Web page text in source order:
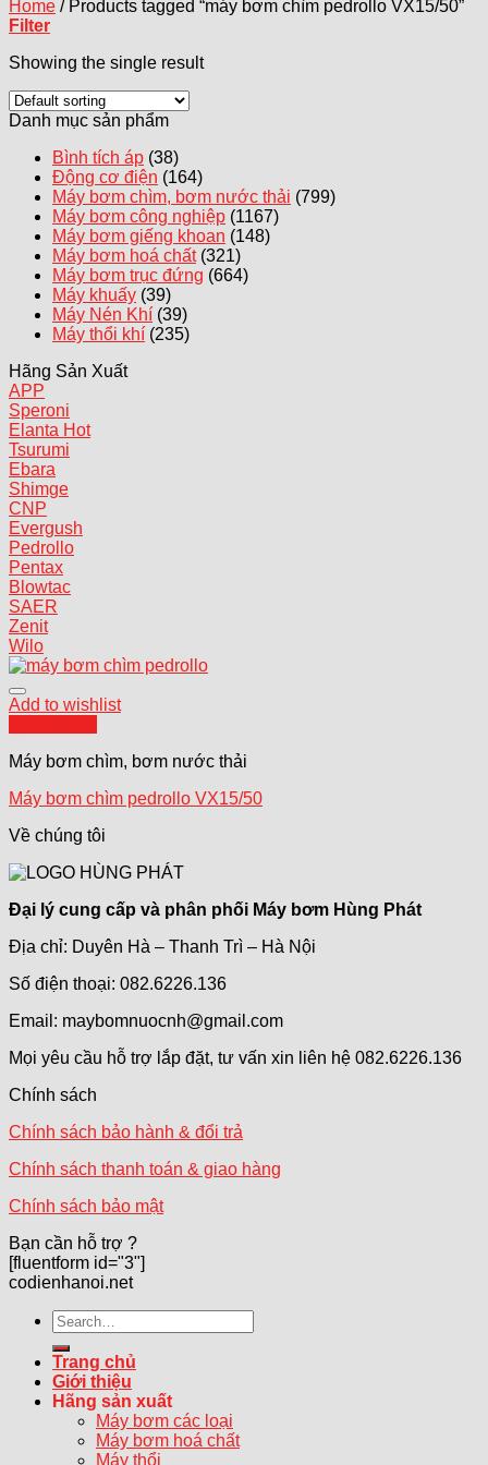
Home /Products tagged “máy bơm chìm pedrollo VX15/50”
Filter
Showing the single result
Danh mục sản phẩm
Bình tích áp (38)
Động cơ điện (164)
Máy bơm chìm, bơm nước thải (799)
Máy bơm công nghiệp (1167)
Máy bơm giếng khoan (148)
Máy bơm hoá chất (321)
Máy bơm trục đứng (664)
Máy khuấy (39)
Máy Nén Khí (39)
Máy thổi khí (235)
Hãng Sản Xuất
APP
Speroni
Elanta
Tsurumi
Ebara
Shimge
CNP
Evergush
Pedrollo
Pentax
Blowtac
SAER
Zenit
Wilo
Add to wishlist
Máy bơm chìm, bơm nước thải
Máy bơm chìm pedrollo VX15/50
Về chúng tôi
Đại lý cung cấp và phân phối Máy bơm Hùng Phát
Địa chỉ: Duyên Hà – Thanh Trì – Hà Nội
Số điện thoại: 082.6226.136
Email: maybomnuocnh@gmail.com
Mọi yêu cầu hỗ trợ lắp đặt, tư vấn xin liên hệ 082.6226.136
Chính sách
Chính sách bảo hành & đổi trả
Chính sách thanh toán & giao hàng
Chính sách bảo mật
Bạn cần hỗ trợ ?
[fluentform id="3"]
codienhanoi.net
Search
for:
Trang chủ
Giới thiệu
Hãng sản xuất
Máy bơm các loại
Máy bơm hoá chất
Máy thổi